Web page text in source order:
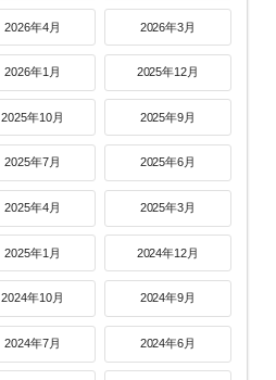
2026年4月 2026年3月
2026年1月 2025年12月
2025年10月 2025年9月
2025年7月 2025年6月
2025年4月 2025年3月
2025年1月 2024年12月
2024年10月 2024年9月
2024年7月 2024年6月